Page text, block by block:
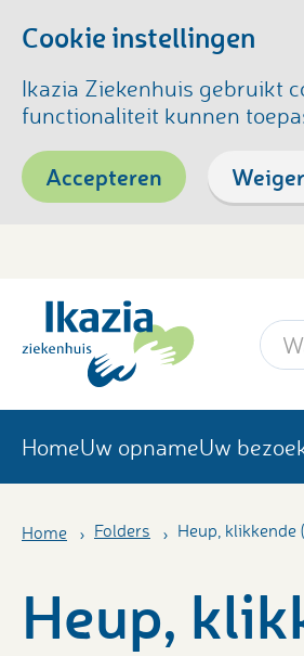
Cookie instellingen
Ikazia Ziekenhuis gebruikt
functionaliteit kunnen
Accepteren
HomeUw opnameUw
Home Folders Heup, klikkende
Heup,